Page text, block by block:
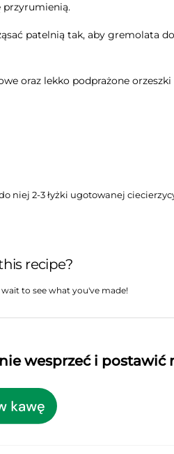
przyrumienią.
patelnią tak, aby gremolata
oraz lekko podprażone
niej 2-3 łyżki ugotowanej
recipe?
to see what you've made!
wesprzeć i postawić